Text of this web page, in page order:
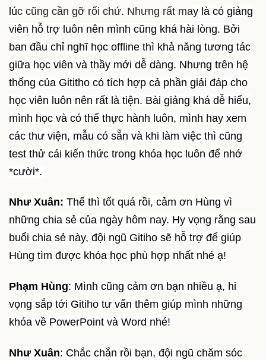
lúc cũng cần gỡ rối chứ. Nhưng rất may là có giảng
viên hỗ trợ luôn nên mình cũng khá hài lòng. Bởi
ban đầu chỉ nghĩ học offline thì khả năng tương tác
giữa học viên và thầy mới dễ dàng. Nhưng trên hệ
thống của Gititho có tích hợp cả phần giải đáp cho
học viên luôn nên rất là tiện. Bài giảng khá dễ hiểu,
mình học và có thể thực hành luôn, mình hay xem
các thư viện, mẫu có sẵn và khi làm việc thì cũng
test thử cái kiến thức trong khóa học luôn để nhớ
*cười*.
Như Xuân: Thế thì tốt quá rồi, cảm ơn Hùng vì
những chia sẻ của ngày hôm nay. Hy vọng rằng sau
buổi chia sẻ này, đội ngũ Gitiho sẽ hỗ trợ để giúp
Hùng tìm được khóa học phù hợp nhất nhé ạ!
Phạm Hùng: Mình cũng cảm ơn bạn nhiều ạ, hi
vọng sắp tới Gitiho tư vấn thêm giúp mình những
khóa về PowerPoint và Word nhé!
Như Xuân: Chắc chắn rồi bạn, đội ngũ chăm sóc